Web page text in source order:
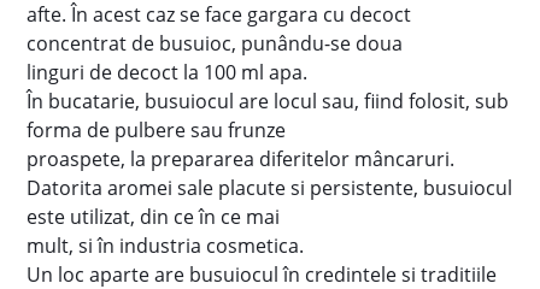
afte. În acest caz se face gargara cu decoct
concentrat de busuioc, punându-se doua
linguri de decoct la 100 ml apa.
În bucatarie, busuiocul are locul sau, fiind folosit, sub
forma de pulbere sau frunze
proaspete, la prepararea diferitelor mâncaruri.
Datorita aromei sale placute si persistente, busuiocul
este utilizat, din ce în ce mai
mult, si în industria cosmetica.
Un loc aparte are busuiocul în credintele si traditiile